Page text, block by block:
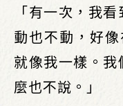
「有一次，我
動也不動，好
就像我一樣。
麼也不說。」